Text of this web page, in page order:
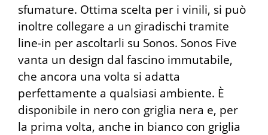
sfumature. Ottima scelta per i vinili, si può
inoltre collegare a un giradischi tramite
line-in per ascoltarli su Sonos. Sonos Five
vanta un design dal fascino immutabile,
che ancora una volta si adatta
perfettamente a qualsiasi ambiente. È
disponibile in nero con griglia nera e, per
la prima volta, anche in bianco con griglia